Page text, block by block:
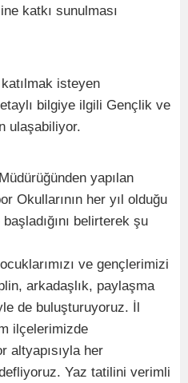
katkı sunulması
isteyen
bilgiye ilgili Gençlik ve
ulaşabiliyor.
yapılan
Okullarının her yıl olduğu
belirterek şu
ve gençlerimizi
arkadaşlık, paylaşma
de buluşturuyoruz. İl
ilçelerimizde
altyapısıyla her
Yaz tatilini verimli